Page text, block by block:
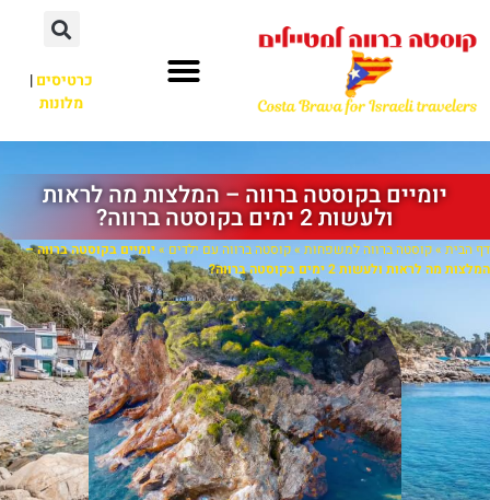
כרטיסים|
מלונות
יומיים בקוסטה ברווה – המלצות מה לראות
ולעשות 2 ימים בקוסטה ברווה?
דף הבית »קוסטה ברווה למשפחות »קוסטה ברווה עם ילדים »יומיים בקוסטה ברווה –
המלצות מה לראות ולעשות 2 ימים בקוסטה ברווה?